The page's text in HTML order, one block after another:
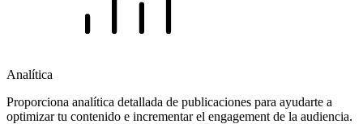
Analítica
Proporciona analítica detallada de publicaciones para ayudarte a
optimizar tu contenido e incrementar el engagement de la audiencia.